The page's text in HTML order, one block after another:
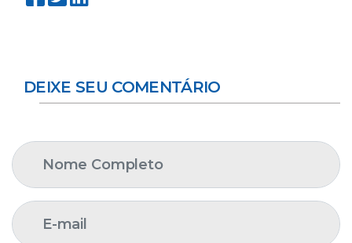
DEIXE SEU COMENTÁRIO